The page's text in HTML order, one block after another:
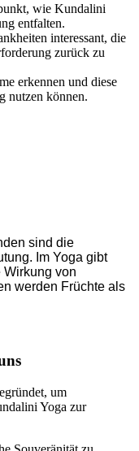
wie Kundalini
entfalten.
interessant, die
zurück zu
erkennen und diese
nutzen können.
sind die
Im Yoga gibt
von
werden Früchte als
um
Yoga zur